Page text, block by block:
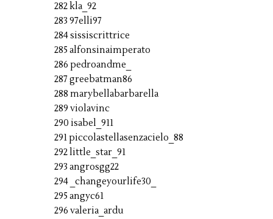
282 kla_92
283 97elli97
284 sissiscrittrice
285 alfonsinaimperato
286 pedroandme_
287 greebatman86
288 marybellabarbarella
289 violavinc
290 isabel_911
291 piccolastellasenzacielo_88
292 little_star_91
293 angrosgg22
294 _changeyourlife30_
295 angyc61
296 valeria_ardu